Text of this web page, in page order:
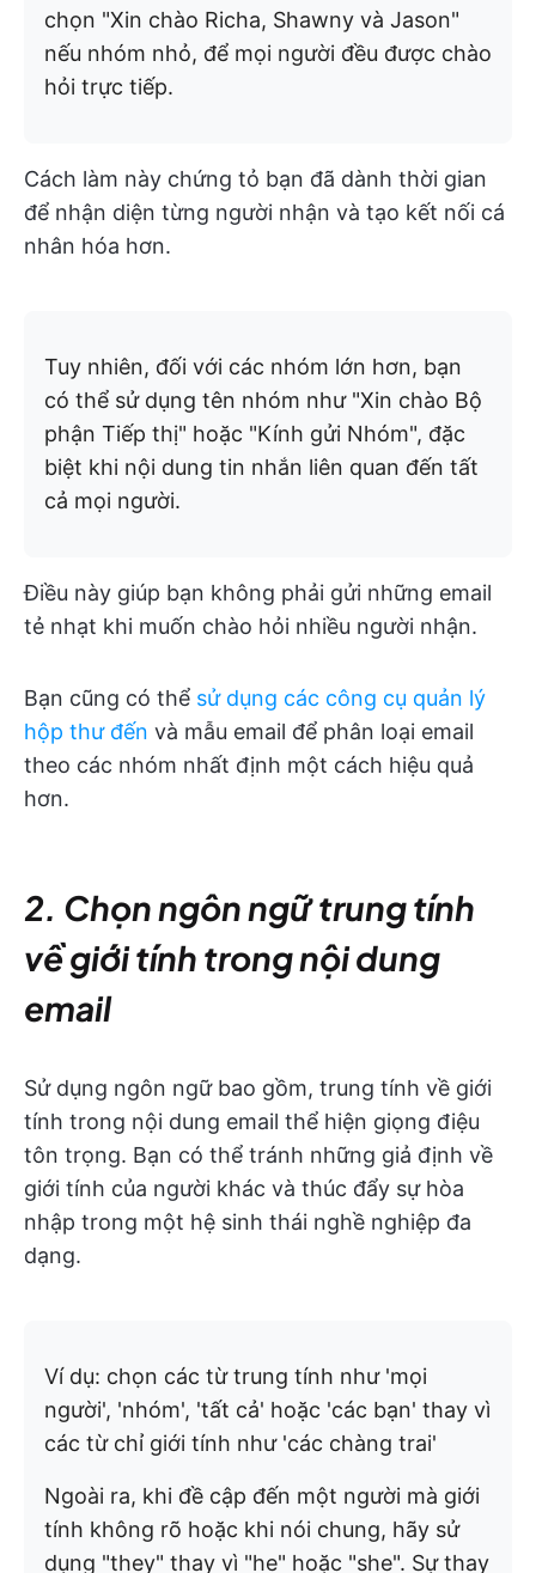
chọn "Xin chào Richa, Shawny và Jason"
nếu nhóm nhỏ, để mọi người đều được chào
hỏi trực tiếp.
Cách làm này chứng tỏ bạn đã dành thời gian
để nhận diện từng người nhận và tạo kết nối cá
nhân hóa hơn.
Tuy nhiên, đối với các nhóm lớn hơn, bạn
có thể sử dụng tên nhóm như "Xin chào Bộ
phận Tiếp thị" hoặc "Kính gửi Nhóm", đặc
biệt khi nội dung tin nhắn liên quan đến tất
cả mọi người.
Điều này giúp bạn không phải gửi những email
tẻ nhạt khi muốn chào hỏi nhiều người nhận.
Bạn cũng có thể sử dụng các công cụ quản lý
hộp thư đến và mẫu email để phân loại email
theo các nhóm nhất định một cách hiệu quả
hơn.
2. Chọn ngôn ngữ trung tính
về giới tính trong nội dung
email
Sử dụng ngôn ngữ bao gồm, trung tính về giới
tính trong nội dung email thể hiện giọng điệu
tôn trọng. Bạn có thể tránh những giả định về
giới tính của người khác và thúc đẩy sự hòa
nhập trong một hệ sinh thái nghề nghiệp đa
dạng.
Ví dụ: chọn các từ trung tính như 'mọi
người', 'nhóm', 'tất cả' hoặc 'các bạn' thay vì
các từ chỉ giới tính như 'các chàng trai'
Ngoài ra, khi đề cập đến một người mà giới
tính không rõ hoặc khi nói chung, hãy sử
dụng "they" thay vì "he" hoặc "she". Sự thay